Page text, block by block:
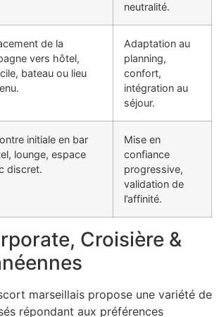
neutralité.
de la
vers hôtel,
bateau ou lieu
Adaptation au
planning,
confort,
intégration au
séjour.
initiale en bar
lounge, espace
discret.
Mise en
confiance
progressive,
validation de
l’affinité.
Croisière &
marseillais propose une variété de
répondant aux préférences